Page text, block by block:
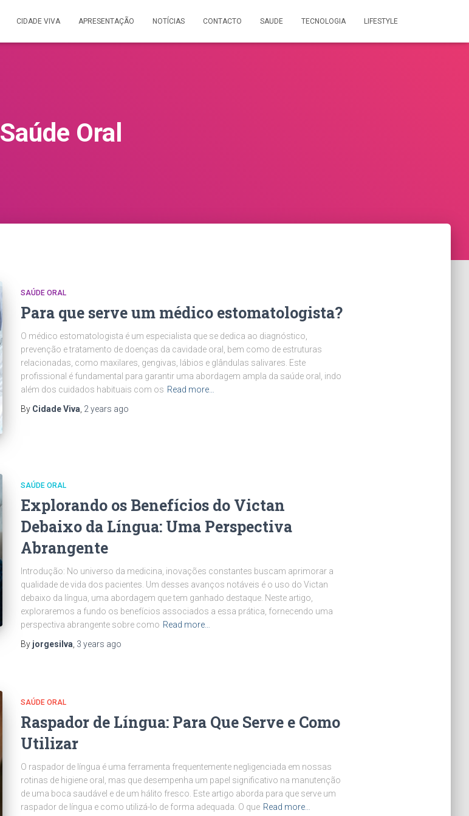
CIDADE VIVA APRESENTAÇÃO NOTÍCIAS CONTACTO SAUDE TECNOLOGIA LIFESTYLE
Saúde Oral
SAÚDE ORAL
Para que serve um médico estomatologista?
O médico estomatologista é um especialista que se dedica ao diagnóstico,
prevenção e tratamento de doenças da cavidade oral, bem como de estruturas
relacionadas, como maxilares, gengivas, lábios e glândulas salivares. Este
profissional é fundamental para garantir uma abordagem ampla da saúde oral, indo
além dos cuidados habituais com os Read more…
By Cidade Viva 2 years ago
SAÚDE ORAL
Explorando os Benefícios do Victan
Debaixo da Língua: Uma Perspectiva
Abrangente
Introdução: No universo da medicina, inovações constantes buscam aprimorar a
qualidade de vida dos pacientes. Um desses avanços notáveis é o uso do Victan
debaixo da língua, uma abordagem que tem ganhado destaque. Neste artigo,
exploraremos a fundo os benefícios associados a essa prática, fornecendo uma
perspectiva abrangente sobre como Read more…
By jorgesilva 3 years ago
SAÚDE ORAL
Raspador de Língua: Para Que Serve e Como
Utilizar
O raspador de língua é uma ferramenta frequentemente negligenciada em nossas
rotinas de higiene oral, mas que desempenha um papel significativo na manutenção
de uma boca saudável e de um hálito fresco. Este artigo aborda para que serve um
raspador de língua e como utilizá-lo de forma adequada. O que Read more…